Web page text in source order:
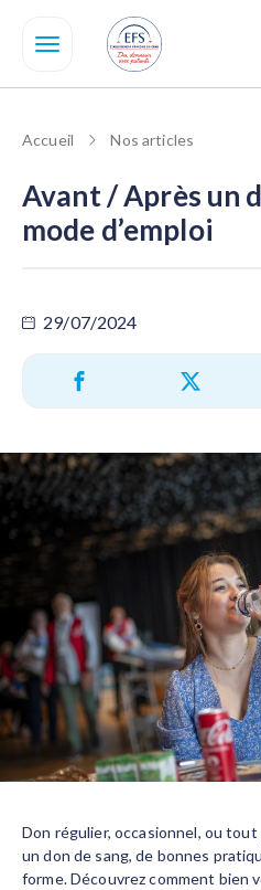
contenu
Accueil Nos articles
Avant / Après un
mode d’emploi
29/07/2024
Body
Don régulier, occasionnel, ou
un don de sang, de bonnes
forme. Découvrez comment bien